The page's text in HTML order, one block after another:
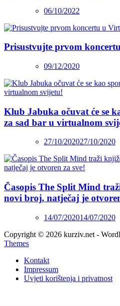
06/10/2022
Prisustvujte prvom
09/12/2020
Klub Jabuka očuvat će se
za sad bar u virtualnom
27/10/202027/10/2020
Časopis The Split Mind
novi broj, natječaj je
14/07/202014/07/2020
Copyright © 2026 kurziv.net -
Themes
Kontakt
Impressum
Uvjeti korištenja i privatnost